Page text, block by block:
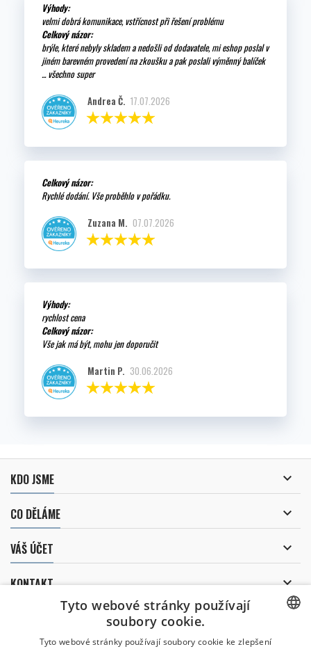
Výhody:
velmi dobrá komunikace, vstřícnost při řešení problému
Celkový názor:
brýle, které nebyly skladem a nedošli od dodavatele, mi eshop poslal v
jiném barevném provedení na zkoušku a pak poslali výměnný balíček
... všechno super
Andrea Č. 17.07.2026
Celkový názor:
Rychlé dodání. Vše proběhlo v pořádku.
Zuzana M. 07.07.2026
Výhody:
rychlost cena
Celkový názor:
Vše jak má být, mohu jen doporučit
Martin P. 30.06.2026
KDO JSME 
CO DĚLÁME 
VÁŠ ÚČET 
KONTAKT 
ODBĚR NOVINEK
CZECH
Tyto webové stránky používají
soubory cookie.
Tyto webové stránky používají soubory cookie ke zlepšení